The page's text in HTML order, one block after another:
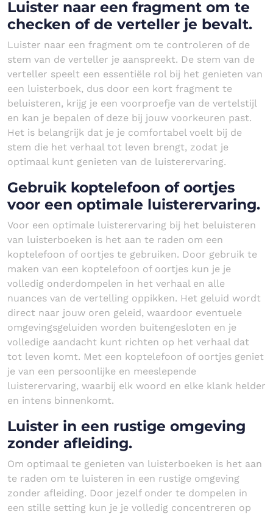
Luister naar een fragment om te
checken of de verteller je bevalt.
Luister naar een fragment om te controleren of de
stem van de verteller je aanspreekt. De stem van de
verteller speelt een essentiële rol bij het genieten van
een luisterboek, dus door een kort fragment te
beluisteren, krijg je een voorproefje van de vertelstijl
en kan je bepalen of deze bij jouw voorkeuren past.
Het is belangrijk dat je je comfortabel voelt bij de
stem die het verhaal tot leven brengt, zodat je
optimaal kunt genieten van de luisterervaring.
Gebruik koptelefoon of oortjes
voor een optimale luisterervaring.
Voor een optimale luisterervaring bij het beluisteren
van luisterboeken is het aan te raden om een
koptelefoon of oortjes te gebruiken. Door gebruik te
maken van een koptelefoon of oortjes kun je je
volledig onderdompelen in het verhaal en alle
nuances van de vertelling oppikken. Het geluid wordt
direct naar jouw oren geleid, waardoor eventuele
omgevingsgeluiden worden buitengesloten en je
volledige aandacht kunt richten op het verhaal dat
tot leven komt. Met een koptelefoon of oortjes geniet
je van een persoonlijke en meeslepende
luisterervaring, waarbij elk woord en elke klank helder
en intens binnenkomt.
Luister in een rustige omgeving
zonder afleiding.
Om optimaal te genieten van luisterboeken is het aan
te raden om te luisteren in een rustige omgeving
zonder afleiding. Door jezelf onder te dompelen in
een stille setting kun je je volledig concentreren op